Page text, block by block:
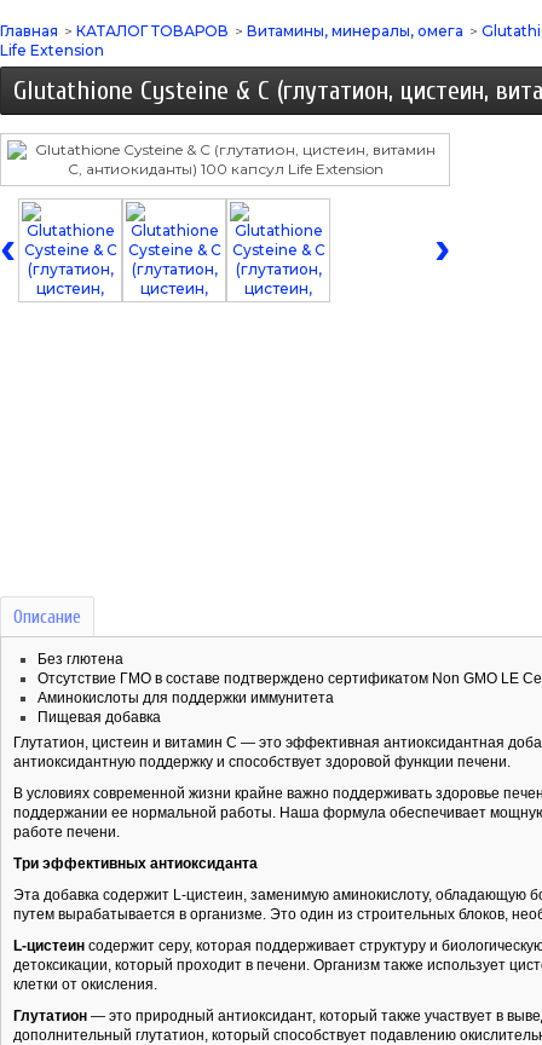
Главная > КАТАЛОГ ТОВАРОВ > Витамины, минералы, омега >
Life Extension
Glutathione Cysteine & C (глутатион, цистеин,
‹ ›
Описание
Без глютена
Отсутствие ГМО в составе подтверждено сертификатом Non GMO LE
Аминокислоты для поддержки иммунитета
Пищевая добавка
Глутатион, цистеин и витамин C — это эффективная антиоксидантная
антиоксидантную поддержку и способствует здоровой функции печени.
В условиях современной жизни крайне важно поддерживать здоровье
поддержании ее нормальной работы. Наша формула обеспечивает
работе печени.
Три эффективных антиоксиданта
Эта добавка содержит L-цистеин, заменимую аминокислоту, обладающую
путем вырабатывается в организме. Это один из строительных блоков,
L-цистеин содержит серу, которая поддерживает структуру и
детоксикации, который проходит в печени. Организм также использует
клетки от окисления.
Глутатион — это природный антиоксидант, который также участвует в
дополнительный глутатион, который способствует подавлению